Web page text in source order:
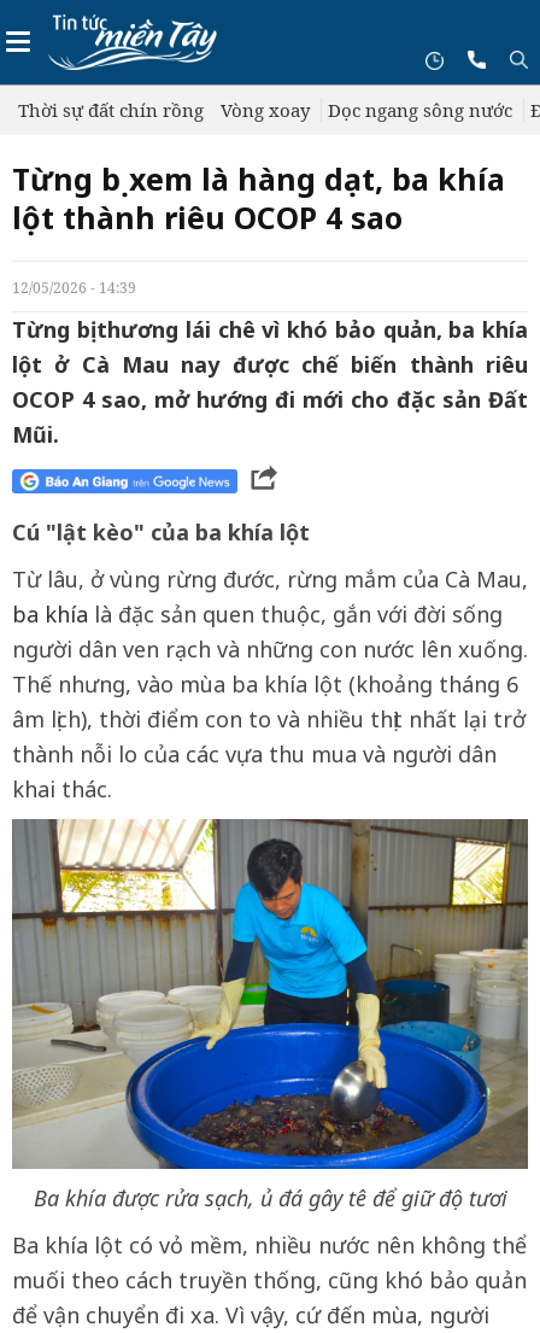
Thời sự đất chín rồng Vòng xoay Dọc ngang sông nước
Từng bị xem là hàng dạt, ba khía
lột thành riêu OCOP 4 sao
12/05/2026 - 14:39
Từng bị thương lái chê vì khó bảo quản, ba khía
lột ở Cà Mau nay được chế biến thành riêu
OCOP 4 sao, mở hướng đi mới cho đặc sản Đất
Mũi.
Cú "lật kèo" của ba khía lột
Từ lâu, ở vùng rừng đước, rừng mắm của Cà Mau,
ba khía là đặc sản quen thuộc, gắn với đời sống
người dân ven rạch và những con nước lên xuống.
Thế nhưng, vào mùa ba khía lột (khoảng tháng 6
âm lịch), thời điểm con to và nhiều thịt nhất lại trở
thành nỗi lo của các vựa thu mua và người dân
khai thác.
Ba khía được rửa sạch, ủ đá gây tê để giữ độ tươi
Ba khía lột có vỏ mềm, nhiều nước nên không thể
muối theo cách truyền thống, cũng khó bảo quản
để vận chuyển đi xa. Vì vậy, cứ đến mùa, người